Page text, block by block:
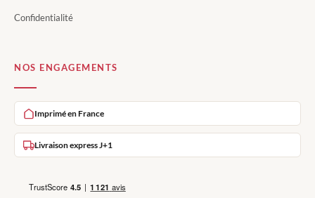
Confidentialité
NOS ENGAGEMENTS
Imprimé en France
Livraison express J+1